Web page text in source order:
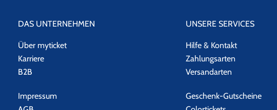
DAS UNTERNEHMEN
Über myticket
Karriere
B2B
Impressum
UNSERE SERVICES
Hilfe & Kontakt
Zahlungsarten
Versandarten
Geschenk-Gutscheine